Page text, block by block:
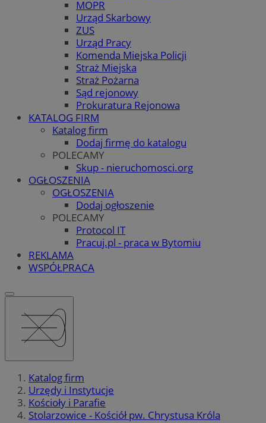
MOPR
Urząd Skarbowy
ZUS
Urząd Pracy
Komenda Miejska Policji
Straż Miejska
Straż Pożarna
Sąd rejonowy
Prokuratura Rejonowa
KATALOG FIRM
Katalog firm
Dodaj firmę do katalogu
POLECAMY
Skup - nieruchomosci.org
OGŁOSZENIA
OGŁOSZENIA
Dodaj ogłoszenie
POLECAMY
Protocol IT
Pracuj.pl - praca w Bytomiu
REKLAMA
WSPÓŁPRACA
Katalog firm
Urzędy i Instytucje
Kościoły i Parafie
Stolarzowice - Kościół pw. Chrystusa Króla